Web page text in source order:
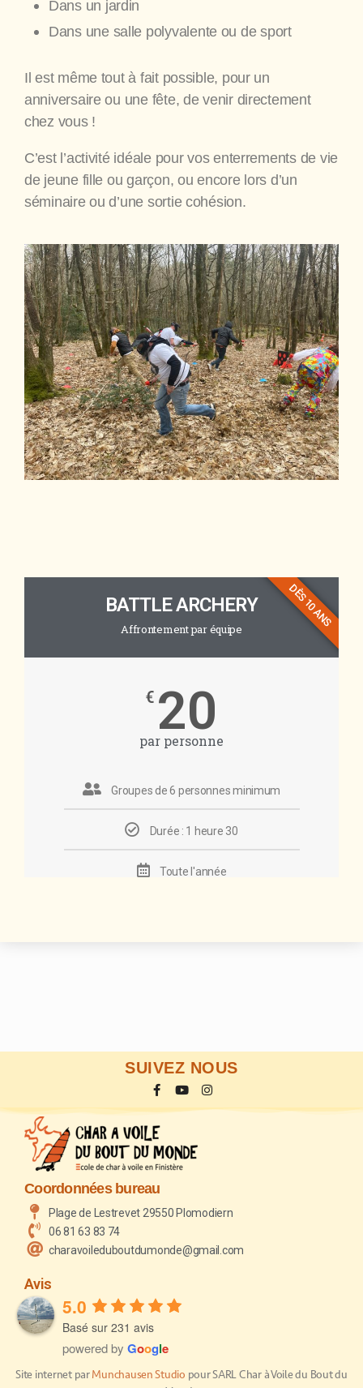
Dans un jardin
Dans une salle polyvalente ou de sport
Il est même tout à fait possible, pour un
anniversaire ou une fête, de venir directement
chez vous !
C’est l’activité idéale pour vos enterrements de vie
de jeune fille ou garçon, ou encore lors d’un
séminaire ou d’une sortie cohésion.
BATTLE ARCHERY
Affrontement par équipe
€ 20
par personne
Groupes de 6 personnes minimum
Durée : 1 heure 30
Toute l'année
DÈS 10 ANS
SUIVEZ NOUS
Coordonnées bureau
Plage de Lestrevet 29550 Plomodiern
06 81 63 83 74
charavoileduboutdumonde@gmail.com
Avis
5.0
Basé sur 231 avis
powered by Google
Site internet parMunchausen Studio pour SARL Char à Voile du Bout du